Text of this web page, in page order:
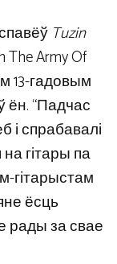
Tuzin
The Army Of
13-гадовым
“Падчас
і спрабавалі
гітары па
гітарыстам
ёсць
рады за свае